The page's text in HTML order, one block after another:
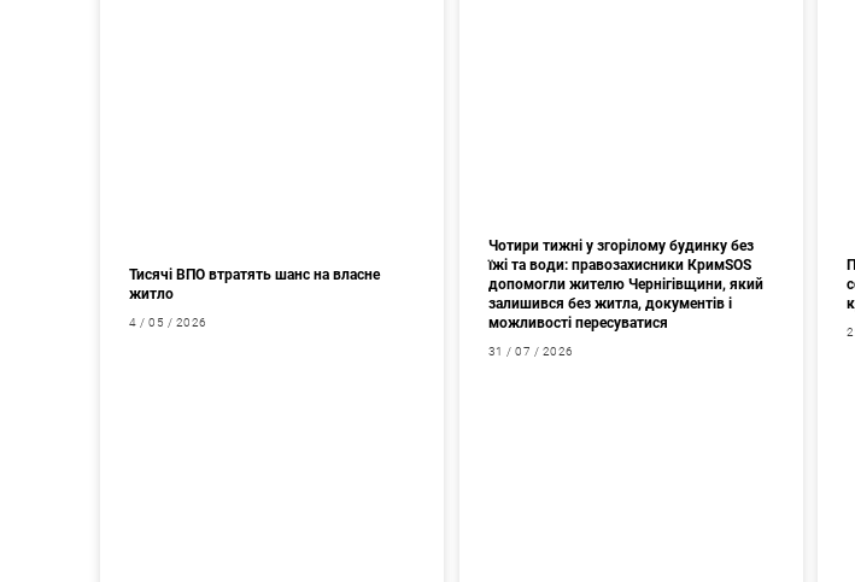
Тисячі ВПО втратять шанс на власне
житло
4 / 05 / 2026
Чотири тижні у згорілому будинку без
їжі та води: правозахисники КримSOS
допомогли жителю Чернігівщини, який
залишився без житла, документів і
можливості пересуватися
31 / 07 / 2026